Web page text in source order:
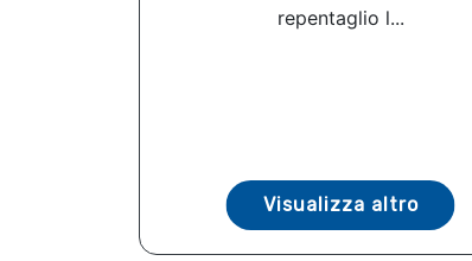
repentaglio l...
Visualizza altro